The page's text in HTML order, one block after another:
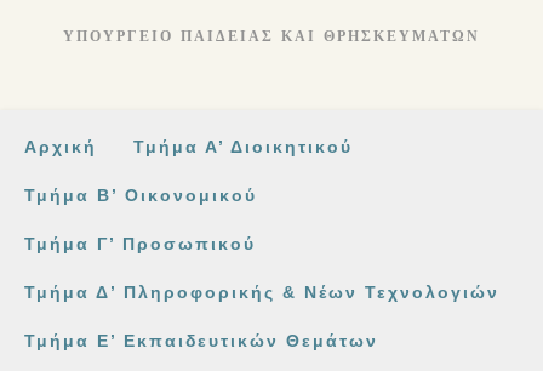
ΥΠΟΥΡΓΕΊΟ ΠΑΙΔΕΊΑΣ ΚΑΙ ΘΡΗΣΚΕΥΜΆΤΩΝ
Αρχική Τμήμα Α’ Διοικητικού
Τμήμα Β’ Οικονομικού
Τμήμα Γ’ Προσωπικού
Τμήμα Δ’ Πληροφορικής & Νέων Τεχνολογιών
Τμήμα Ε’ Εκπαιδευτικών Θεμάτων